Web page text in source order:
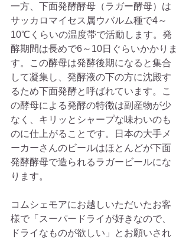
一方、下面発酵酵母（ラガー酵母）は
サッカロマイセス属ウバルム種で4～
10℃くらいの温度帯で活動します。発
酵期間は長めで6～10日ぐらいかかりま
す。この酵母は発酵後期になると集合
して凝集し、発酵液の下の方に沈殿す
るため下面発酵と呼ばれています。こ
の酵母による発酵の特徴は副産物が少
なく、キリッとシャープな味わいのも
のに仕上がることです。日本の大手メ
ーカーさんのビールはほとんどが下面
発酵酵母で造られるラガービールにな
ります。
コムシェモアにお越しいただいたお客
様で「スーパードライが好きなので、
ドライなものが欲しい」とお願いされ